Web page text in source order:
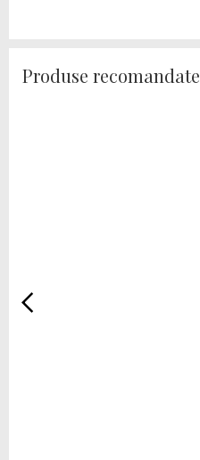
Produse recomandate